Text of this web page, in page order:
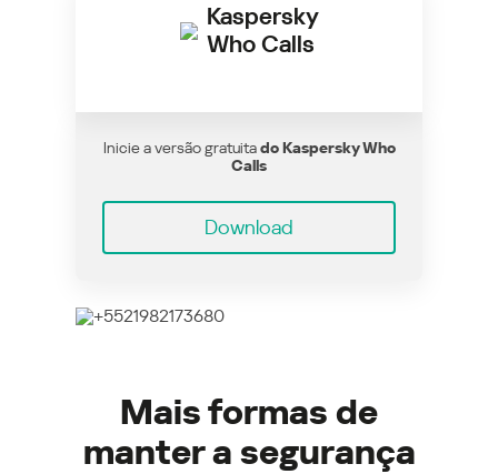
Kaspersky
Who Calls
Inicie a versão gratuitado Kaspersky Who
Calls
Download
Mais formas de
manter a segurança